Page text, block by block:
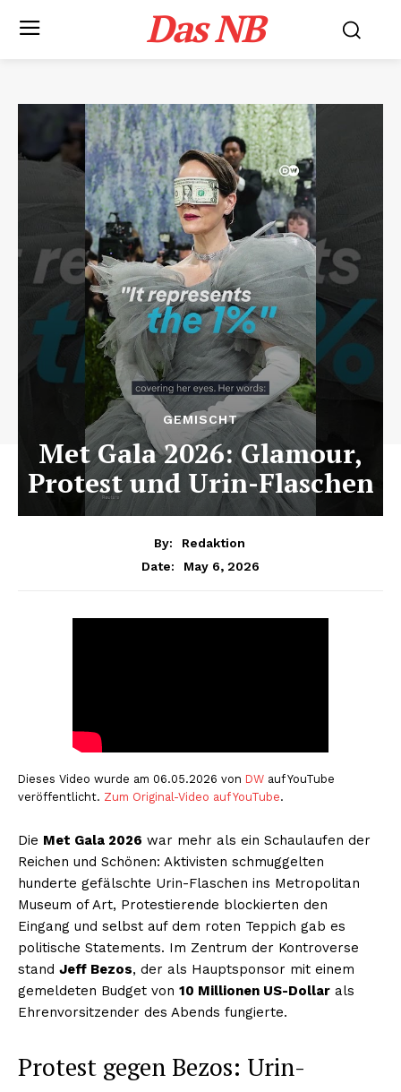
Das NB
GEMISCHT
Met Gala 2026: Glamour,
Protest und Urin-Flaschen
By:
Redaktion
Date:
May 6, 2026
Dieses Video wurde am 06.05.2026 von DW auf YouTube
veröffentlicht. Zum Original-Video auf YouTube.
Die Met Gala 2026 war mehr als ein Schaulaufen der
Reichen und Schönen: Aktivisten schmuggelten
hunderte gefälschte Urin-Flaschen ins Metropolitan
Museum of Art, Protestierende blockierten den
Eingang und selbst auf dem roten Teppich gab es
politische Statements. Im Zentrum der Kontroverse
stand Jeff Bezos, der als Hauptsponsor mit einem
gemeldeten Budget von 10 Millionen US-Dollar als
Ehrenvorsitzender des Abends fungierte.
Protest gegen Bezos: Urin-